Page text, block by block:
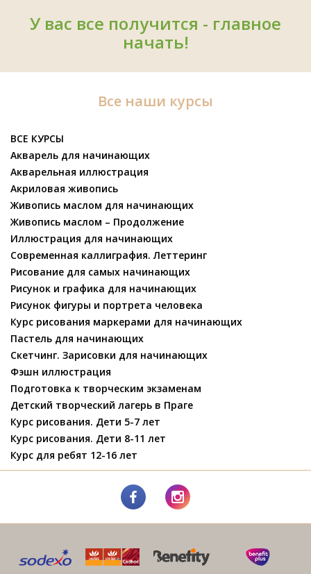
У вас все получится - главное
начать!
Все наши курсы
ВСЕ КУРСЫ
Акварель для начинающих
Акварельная иллюстрация
Акриловая живопись
Живопись маслом для начинающих
Живопись маслом – Продолжение
Иллюстрация для начинающих
Современная каллиграфия. Леттеринг
Рисование для самых начинающих
Рисунок и графика для начинающих
Рисунок фигуры и портрета человека
Курс рисования маркерами для начинающих
Пастель для начинающих
Скетчинг. Зарисовки для начинающих
Фэшн иллюстрация
Подготовка к творческим экзаменам
Детский творческий лагерь в Праге
Курс рисования. Дети 5-7 лет
Курс рисования. Дети 8-11 лет
Курс для ребят 12-16 лет